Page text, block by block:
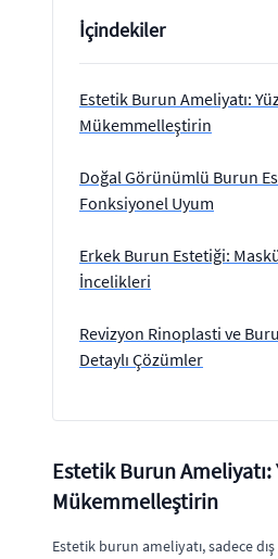
İçindekiler
Estetik Burun Ameliyatı:
Mükemmelleştirin
Doğal Görünümlü Burun
Fonksiyonel Uyum
Erkek Burun Estetiği:
İncelikleri
Revizyon Rinoplasti ve
Detaylı Çözümler
Estetik Burun Ameliyatı:
Mükemmelleştirin
Estetik burun ameliyatı, sadece